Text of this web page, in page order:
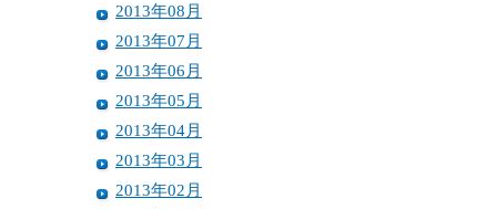
2013年08月
2013年07月
2013年06月
2013年05月
2013年04月
2013年03月
2013年02月